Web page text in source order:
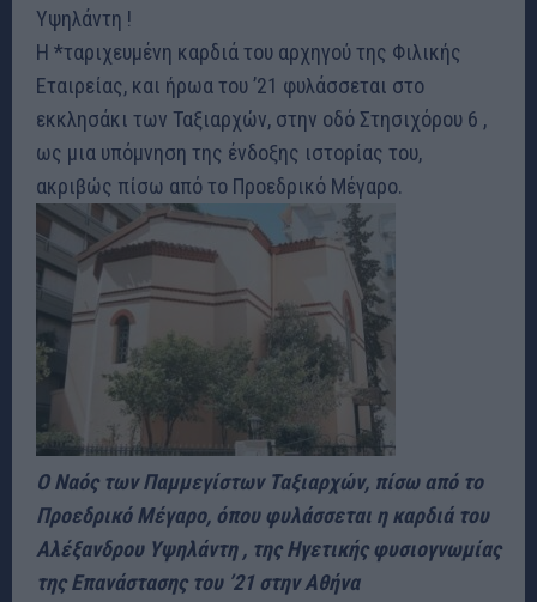
Υψηλάντη !
Η *ταριχευμένη καρδιά του αρχηγού της Φιλικής
Εταιρείας, και ήρωα του ’21 φυλάσσεται στο
εκκλησάκι των Ταξιαρχών, στην οδό Στησιχόρου 6 ,
ως μια υπόμνηση της ένδοξης ιστορίας του,
ακριβώς πίσω από το Προεδρικό Μέγαρο.
Ο Ναός των Παμμεγίστων Ταξιαρχών, πίσω από το
Προεδρικό Μέγαρο, όπου φυλάσσεται η καρδιά του
Αλέξανδρου Υψηλάντη , της Ηγετικής φυσιογνωμίας
της Επανάστασης του ’21 στην Αθήνα